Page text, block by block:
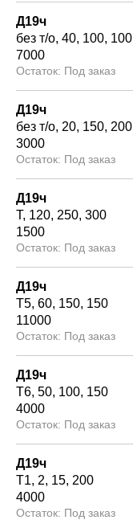
Д19ч
без т/о 40 100 100
7000
Под заказ
Д19ч
без т/о 20 150 200
3000
Под заказ
Д19ч
Т 120 250 300
1500
Под заказ
Д19ч
Т5 60 150 150
11000
Под заказ
Д19ч
Т6 50 100 150
4000
Под заказ
Д19ч
Т1 2 15 200
4000
Под заказ